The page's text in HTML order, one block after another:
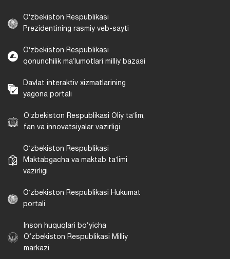
Oʻzbekiston Respublikasi
Prezidentining rasmiy veb-sayti
Oʻzbekiston Respublikasi
qonunchilik maʼlumotlari milliy bazasi
Davlat interaktiv xizmatlarining
yagona portali
Oʻzbekiston Respublikasi Oliy taʼlim,
fan va innovatsiyalar vazirligi
Oʻzbekiston Respublikasi
Maktabgacha va maktab taʼlimi
vazirligi
Oʻzbekiston Respublikasi Hukumat
portali
Inson huquqlari bo‘yicha
O‘zbekiston Respublikasi Milliy
markazi